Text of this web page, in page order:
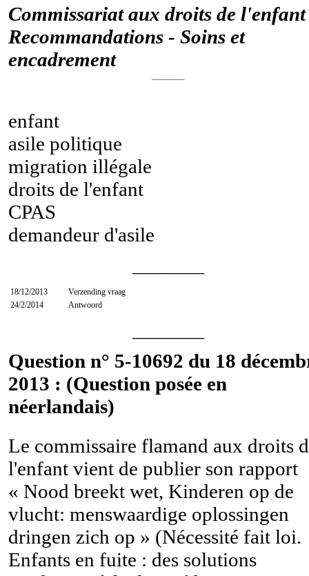
Commissariat aux droits de
Recommandations - Soins et
encadrement
enfant
asile politique
migration illégale
droits de l'enfant
CPAS
demandeur d'asile
18/12/2013
Verzending vraag
24/2/2014
Antwoord
Question n° 5-10692 du 18
2013 : (Question posée en
néerlandais)
Le commissaire flamand aux droits
l'enfant vient de publier son rapport
« Nood breekt wet, Kinderen op de
vlucht: menswaardige oplossingen
dringen zich op » (Nécessité fait loi.
Enfants en fuite : des solutions